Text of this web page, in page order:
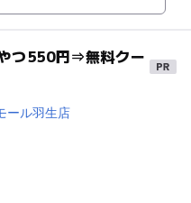
つ550円⇒無料クー